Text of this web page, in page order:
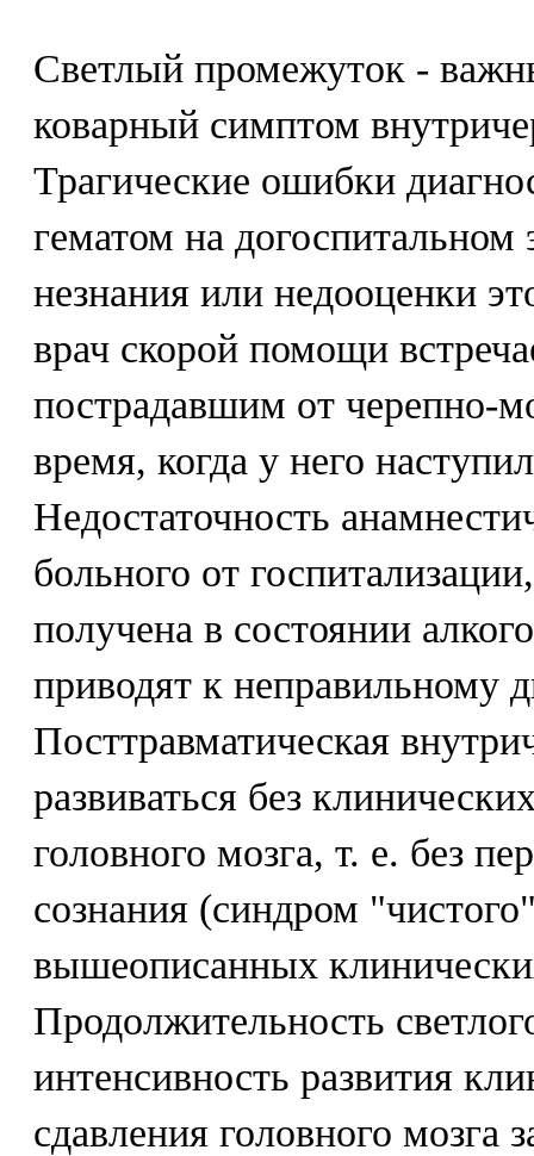
Светлый промежуток -
коварный симптом
Трагические ошибки
гематом на догоспитальном
незнания или недооценки
врач скорой помощи
пострадавшим от черепно-
время, когда у него
Недостаточность
больного от
получена в состоянии
приводят к неправильному
Посттравматическая
развиваться без
головного мозга, т. е. без
сознания (синдром
вышеописанных
Продолжительность
интенсивность развития
сдавления головного мозга